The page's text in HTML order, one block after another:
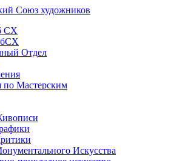
СХ
Отдел
по Мастерским
Искусства